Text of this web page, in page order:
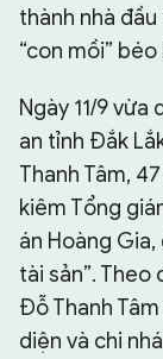
thành nhà
“con mồi”
Ngày 11/9
an tỉnh Đắk
Thanh Tâm,
kiêm Tổng
án Hoàng
tài sản”. Theo
Đỗ Thanh
diện và chi